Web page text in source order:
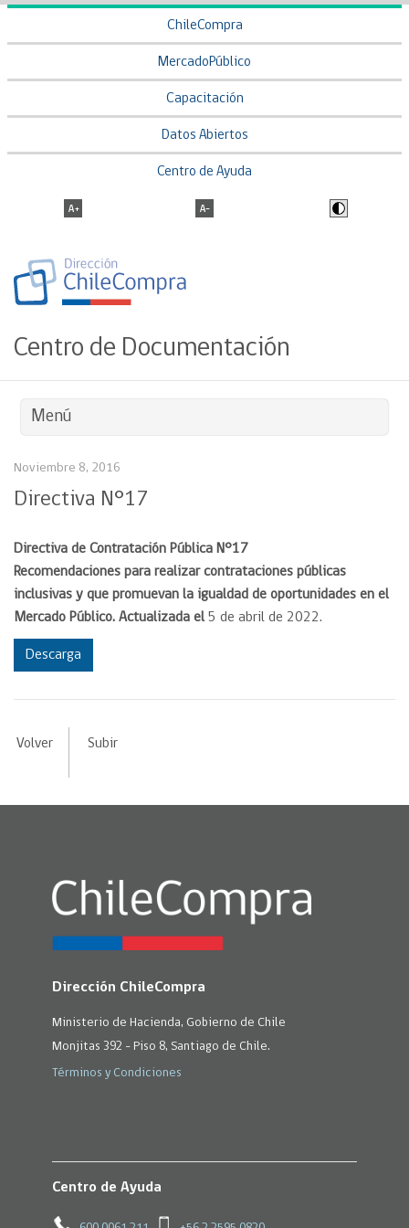
ChileCompra
MercadoPúblico
Capacitación
Datos Abiertos
Centro de Ayuda
Centro de Documentación
Menú
Noviembre 8, 2016
Directiva N°17
Directiva de Contratación Pública N°17
Recomendaciones para realizar contrataciones públicas
inclusivas y que promuevan la igualdad de oportunidades en el
Mercado Público. Actualizada el 5 de abril de 2022.
Descarga
Volver Subir
Dirección ChileCompra
Ministerio de Hacienda, Gobierno de Chile
Monjitas 392 - Piso 8, Santiago de Chile.
Términos y Condiciones
Centro de Ayuda